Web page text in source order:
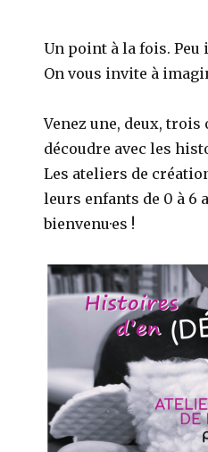
Un point à la fois.
On vous invite à
Venez une, deux,
découdre avec les
Les ateliers de
leurs enfants de 0 à 6
bienvenu·es !